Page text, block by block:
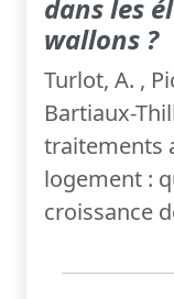
dans les
wallons ?
Turlot, A. ,
Bartiaux-
traitements
logement :
croissance